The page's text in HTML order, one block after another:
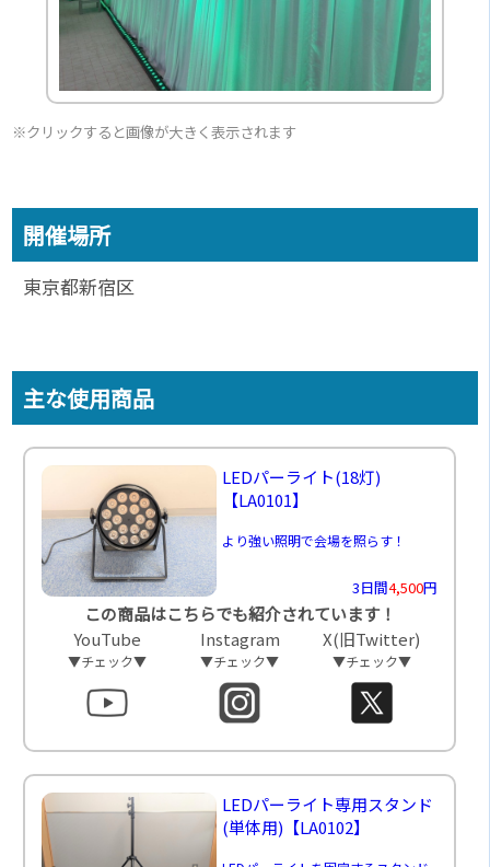
※クリックすると画像が大きく表示されます
開催場所
東京都新宿区
主な使用商品
LEDパーライト(18灯)
【LA0101】
より強い照明で会場を照らす！
3日間4,500円
この商品はこちらでも紹介されています！
YouTube
▼チェック▼
Instagram
▼チェック▼
X(旧Twitter)
▼チェック▼
LEDパーライト専用スタンド
(単体用) 【LA0102】